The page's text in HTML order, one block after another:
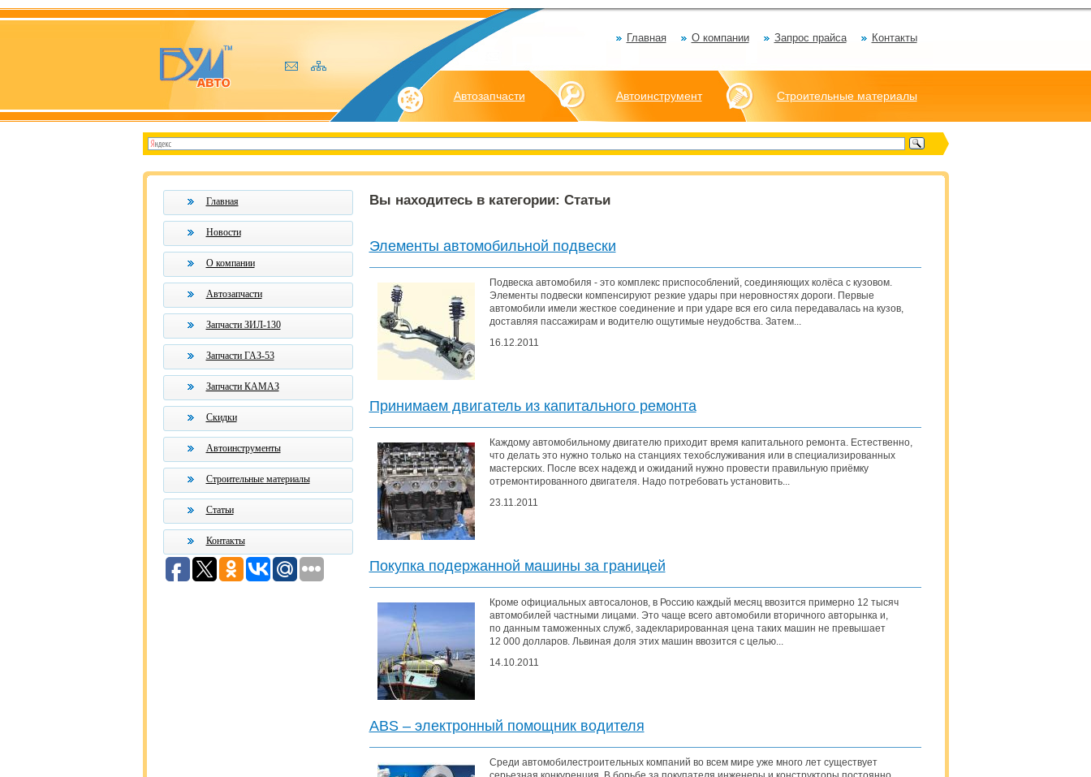
Главная О компании Запрос прайса Контакты
Автозапчасти Автоинструмент Строительные материалы
Главная
Новости
О компании
Автозапчасти
Запчасти ЗИЛ-130
Запчасти ГАЗ-53
Запчасти КАМАЗ
Скидки
Автоинструменты
Строительные материалы
Статьи
Контакты
Вы находитесь в категории: Статьи
Элементы автомобильной подвески
Подвеска автомобиля - это комплекс приспособлений, соединяющих колёса с кузовом.
Элементы подвески компенсируют резкие удары при неровностях дороги. Первые
автомобили имели жесткое соединение и при ударе вся его сила передавалась на кузов,
доставляя пассажирам и водителю ощутимые неудобства. Затем...
16.12.2011
Принимаем двигатель из капитального ремонта
Каждому автомобильному двигателю приходит время капитального ремонта. Естественно,
что делать это нужно только на станциях техобслуживания или в специализированных
мастерских. После всех надежд и ожиданий нужно провести правильную приёмку
отремонтированного двигателя. Надо потребовать установить...
23.11.2011
Покупка подержанной машины за границей
Кроме официальных автосалонов, в Россию каждый месяц ввозится примерно 12 тысяч
автомобилей частными лицами. Это чаще всего автомобили вторичного авторынка и,
по данным таможенных служб, задекларированная цена таких машин не превышает
12 000 долларов. Львиная доля этих машин ввозится с целью...
14.10.2011
АBS – электронный помощник водителя
Среди автомобилестроительных компаний во всем мире уже много лет существует